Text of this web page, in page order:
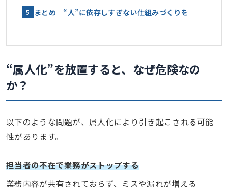
5 まとめ｜“人”に依存しすぎない仕組みづくりを
“属人化”を放置すると、なぜ危険なの
か？
以下のような問題が、属人化により引き起こされる可能
性があります。
担当者の不在で業務がストップする
業務内容が共有されておらず、ミスや漏れが増える